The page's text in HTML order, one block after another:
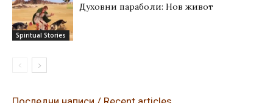
Spiritual Stories
Духовни параболи: Нов живот